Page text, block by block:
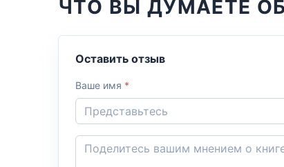
ЧТО ВЫ ДУМАЕТЕ
Оставить отзыв
Ваше имя *